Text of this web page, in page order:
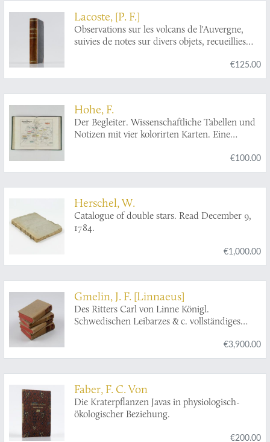
Lacoste, [P. F.]
Observations sur les volcans de l'Auvergne,
suivies de notes sur divers objets, recueillies
€125.00
Hohe, F.
Der Begleiter. Wissenschaftliche Tabellen und
Notizen mit vier kolorirten Karten. Eine
€100.00
Herschel, W.
Catalogue of double stars. Read December 9,
1784.
€1,000.00
Gmelin, J. F. [Linnaeus]
Des Ritters Carl von Linne Königl.
Schwedischen Leibarzes & c. vollständiges
zwölften lateinischen Ausgabe in einer freyen
und vermehrten Uebersetzung. Erster - Vierter
€3,900.00
Faber, F. C. Von
Die Kraterpflanzen Javas in physiologisch-
ökologischer Beziehung.
€200.00